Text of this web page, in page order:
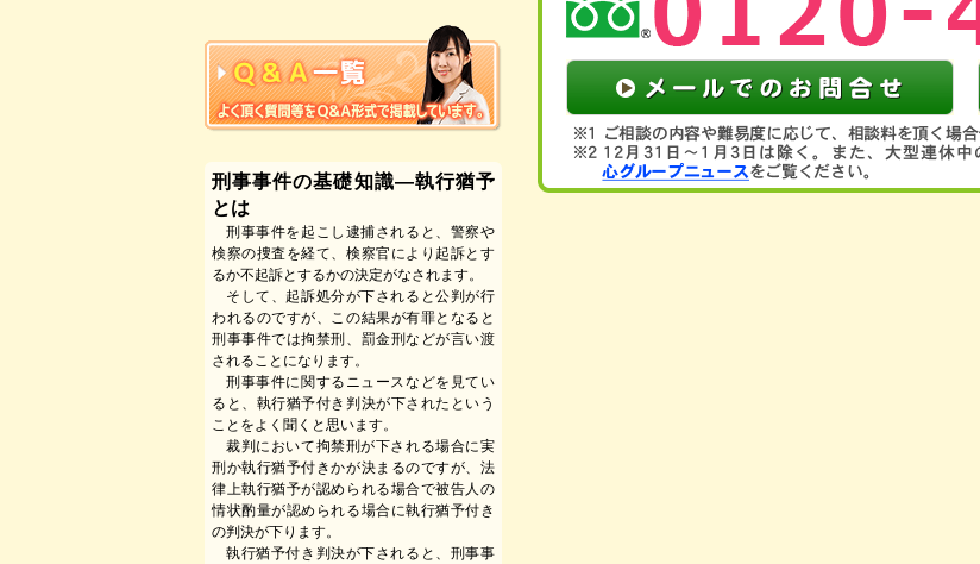
刑事事件の基礎知識―執行猶予
とは
刑事事件を起こし逮捕されると、警察や
検察の捜査を経て、検察官により起訴とす
るか不起訴とするかの決定がなされます。
そして、起訴処分が下されると公判が行
われるのですが、この結果が有罪となると
刑事事件では拘禁刑、罰金刑などが言い渡
されることになります。
刑事事件に関するニュースなどを見てい
ると、執行猶予付き判決が下されたという
ことをよく聞くと思います。
裁判において拘禁刑が下される場合に実
刑か執行猶予付きかが決まるのですが、法
律上執行猶予が認められる場合で被告人の
情状酌量が認められる場合に執行猶予付き
の判決が下ります。
執行猶予付き判決が下されると、刑事事